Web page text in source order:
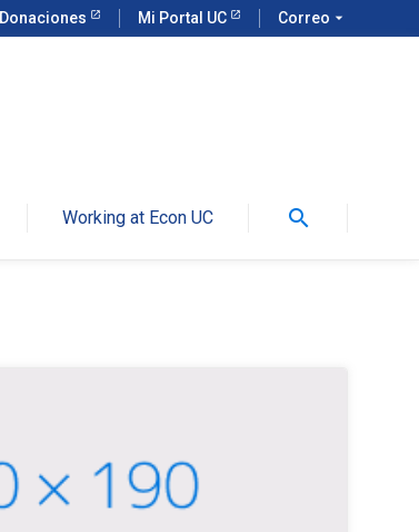
Donaciones Mi Portal UC Correo arrow_drop_down
Working at Econ UC search